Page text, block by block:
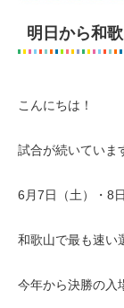
明日から和
こんにちは！
試合が続いていま
6月7日（土）・8
和歌山で最も速い
今年から決勝の入